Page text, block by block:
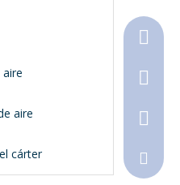
aire
cárter
+86-
+86-